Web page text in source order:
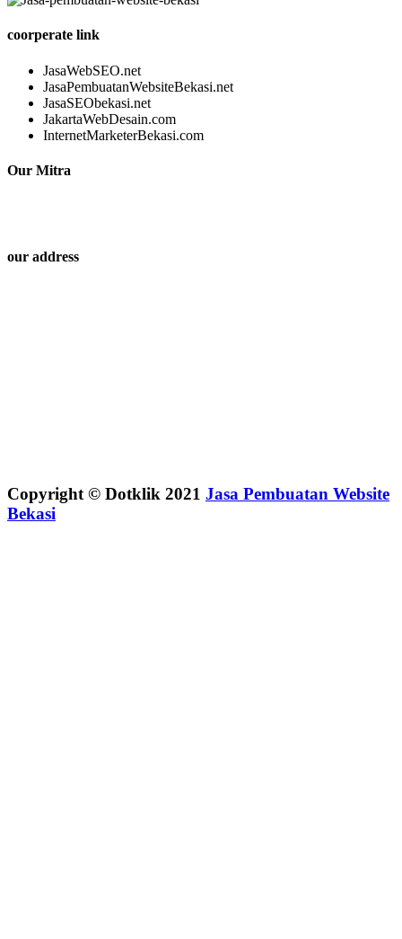
coorperate link
JasaWebSEO.net
JasaPembuatanWebsiteBekasi.net
JasaSEObekasi.net
JakartaWebDesain.com
InternetMarketerBekasi.com
Our Mitra
our address
Copyright © Dotklik 2021 Jasa Pembuatan Website
Bekasi